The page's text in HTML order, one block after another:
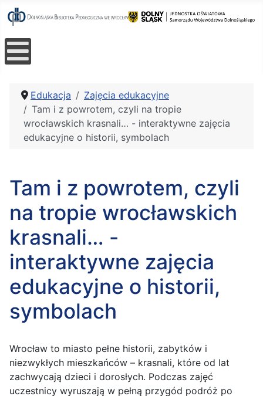
Edukacja
Zajęcia edukacyjne
Tam i z powrotem, czyli na tropie
wrocławskich krasnali… - interaktywne zajęcia
edukacyjne o historii, symbolach
Tam i z powrotem, czyli
na tropie wrocławskich
krasnali… -
interaktywne zajęcia
edukacyjne o historii,
symbolach
Wrocław to miasto pełne historii, zabytków i
niezwykłych mieszkańców – krasnali, które od lat
zachwycają dzieci i dorosłych. Podczas zajęć
uczestnicy wyruszają w pełną przygód podróż po